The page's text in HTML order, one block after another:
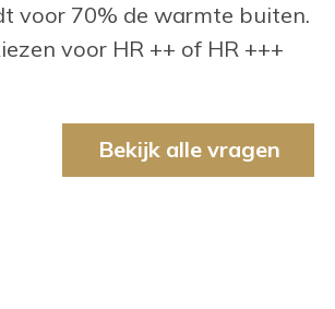
voor 70% de warmte buiten.
voor HR ++ of HR +++
Bekijk alle vragen